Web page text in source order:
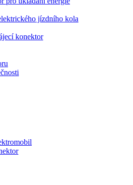
jízdního kola
konektor